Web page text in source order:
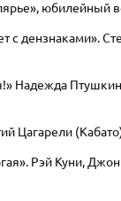
юбилейный
с дензнаками».
Надежда
Цагарели
Рэй Куни,